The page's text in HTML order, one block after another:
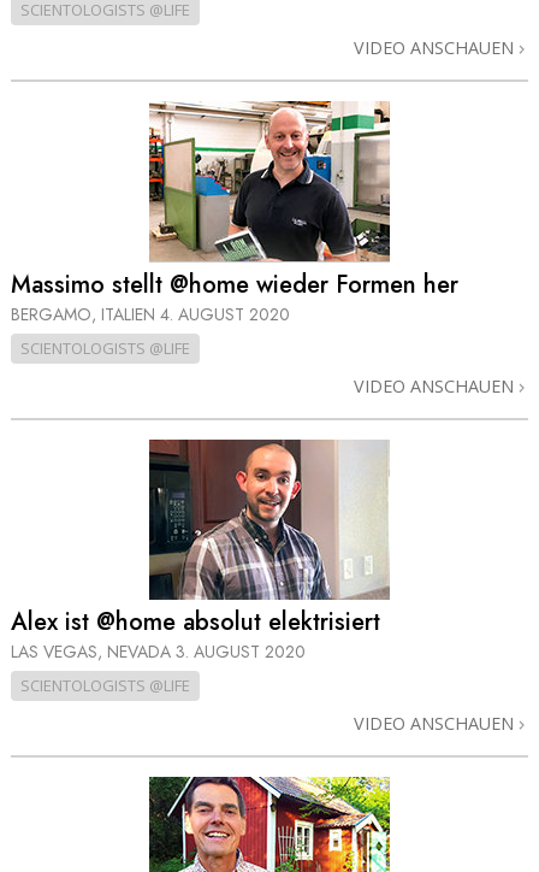
SCIENTOLOGISTS @LIFE
VIDEO ANSCHAUEN
Massimo stellt @home wieder Formen her
BERGAMO, ITALIEN 4. AUGUST 2020
SCIENTOLOGISTS @LIFE
VIDEO ANSCHAUEN
Alex ist @home absolut elektrisiert
LAS VEGAS, NEVADA 3. AUGUST 2020
SCIENTOLOGISTS @LIFE
VIDEO ANSCHAUEN